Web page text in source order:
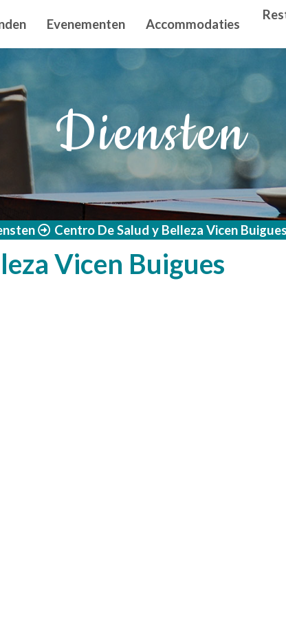
principal
Evenementen Accommodaties
Diensten
Centro De Salud y Belleza Vicen Buigues
Vicen Buigues